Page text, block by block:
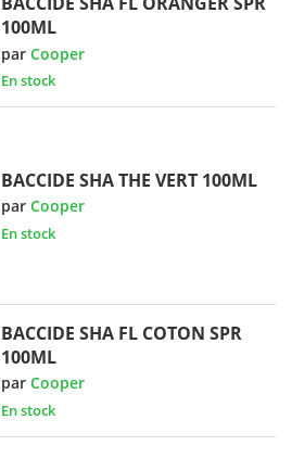
100ML
parCooper
En stock
BACCIDE SHA THE VERT 100ML
parCooper
En stock
BACCIDE SHA FL COTON SPR
100ML
parCooper
En stock